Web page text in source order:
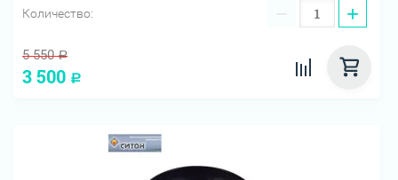
Количество: − +
5 550 Р
3 500 Р